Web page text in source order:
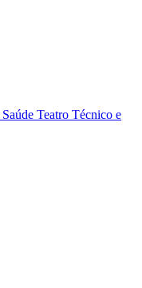
Saúde Teatro Técnico e